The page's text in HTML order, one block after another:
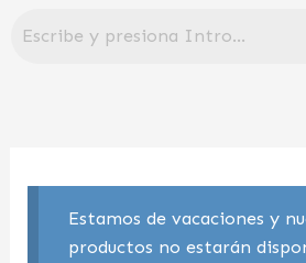
Estamos de vacaciones y
productos no estarán